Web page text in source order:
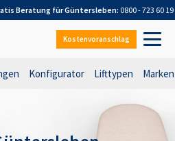
Beratung fürGüntersleben: 0800 - 723 60 19
Kostenvoranschlag
Konfigurator Lifttypen Marken